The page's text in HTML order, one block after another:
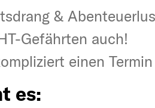
&
Gefährten auch!
einen
es:
&
Gefährten auch!
einen
es: